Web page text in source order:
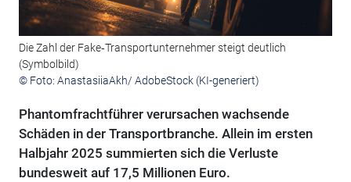
Die Zahl der Fake‑Transportunternehmer steigt deutlich
(Symbolbild)
© Foto: AnastasiiaAkh/ AdobeStock (KI-generiert)
Phantomfrachtführer verursachen wachsende
Schäden in der Transportbranche. Allein im ersten
Halbjahr 2025 summierten sich die Verluste
bundesweit auf 17,5 Millionen Euro.